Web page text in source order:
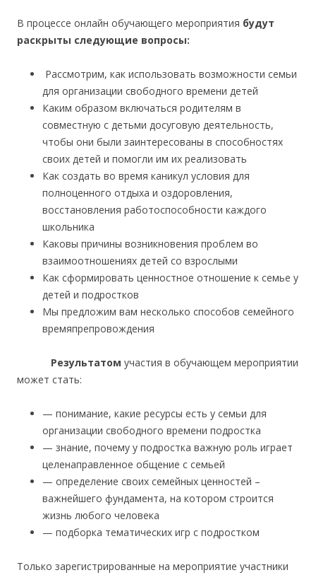
В процессе онлайн обучающего мероприятия будут
раскрыты следующие вопросы:
Рассмотрим, как использовать возможности семьи
для организации свободного времени детей
Каким образом включаться родителям в
совместную с детьми досуговую деятельность,
чтобы они были заинтересованы в способностях
своих детей и помогли им их реализовать
Как создать во время каникул условия для
полноценного отдыха и оздоровления,
восстановления работоспособности каждого
школьника
Каковы причины возникновения проблем во
взаимоотношениях детей со взрослыми
Как сформировать ценностное отношение к семье у
детей и подростков
Мы предложим вам несколько способов семейного
времяпрепровождения
Результатом участия в обучающем мероприятии
может стать:
— понимание, какие ресурсы есть у семьи для
организации свободного времени подростка
— знание, почему у подростка важную роль играет
целенаправленное общение с семьей
— определение своих семейных ценностей –
важнейшего фундамента, на котором строится
жизнь любого человека
— подборка тематических игр с подростком
Только зарегистрированные на мероприятие участники